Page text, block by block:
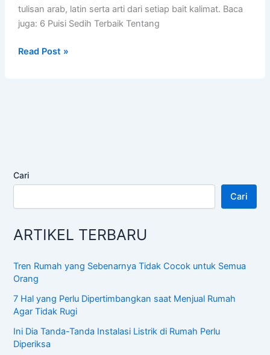
tulisan arab, latin serta arti dari setiap bait kalimat. Baca
juga: 6 Puisi Sedih Terbaik Tentang
100+
Read Post »
Cari
Cari
ARTIKEL TERBARU
Tren Rumah yang Sebenarnya Tidak Cocok untuk Semua
Orang
7 Hal yang Perlu Dipertimbangkan saat Menjual Rumah
Agar Tidak Rugi
Ini Dia Tanda-Tanda Instalasi Listrik di Rumah Perlu
Diperiksa